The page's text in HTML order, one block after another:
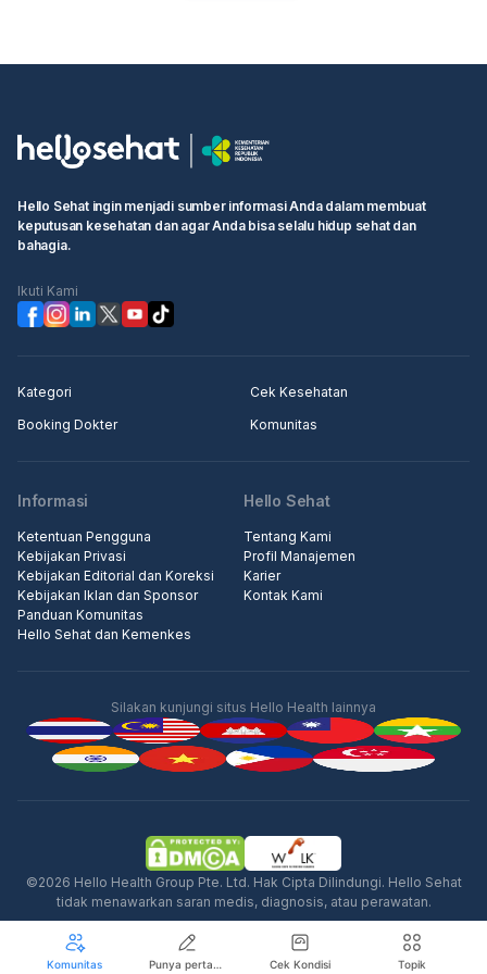
Hello Sehat ingin menjadi sumber informasi Anda dalam membuat
keputusan kesehatan dan agar Anda bisa selalu hidup sehat dan
bahagia.
Ikuti Kami
Kategori
Cek Kesehatan
Booking Dokter
Komunitas
Informasi
Ketentuan Pengguna
Kebijakan Privasi
Kebijakan Editorial dan Koreksi
Kebijakan Iklan dan Sponsor
Panduan Komunitas
Hello Sehat dan Kemenkes
Hello Sehat
Tentang Kami
Profil Manajemen
Karier
Kontak Kami
Silakan kunjungi situs Hello Health lainnya
©2026 Hello Health Group Pte. Ltd. Hak Cipta Dilindungi. Hello Sehat
tidak menawarkan saran medis, diagnosis, atau perawatan.
Komunitas Punya pertanyaan seputar kesehatan? Cek Kondisi Topik